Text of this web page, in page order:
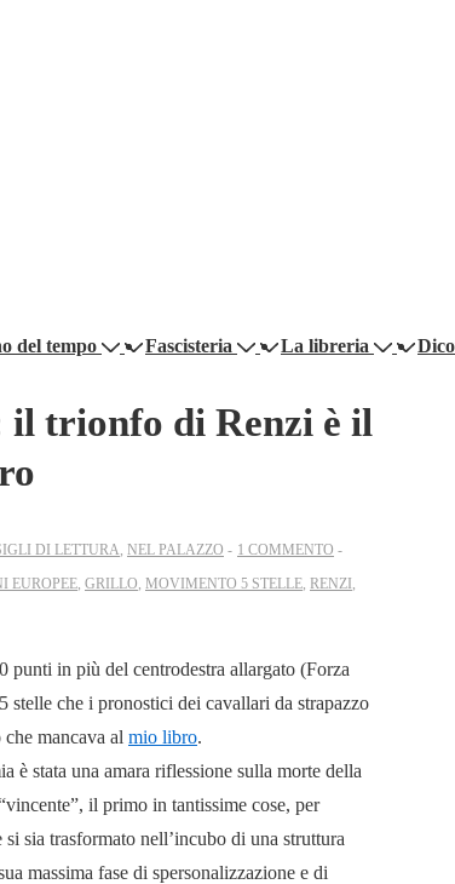
del tempo Fascisteria La libreria
il trionfo di Renzi è il
DI LETTURA NEL PALAZZO
1 COMMENTO
EUROPEE GRILLO MOVIMENTO 5 STELLE RENZI
punti in più del centrodestra allargato (Forza
che i pronostici dei cavallari da strapazzo
mancava al mio libro.
è stata una amara riflessione sulla morte della
il primo in tantissime cose, per
sia trasformato nell’incubo di una struttura
massima fase di spersonalizzazione e di